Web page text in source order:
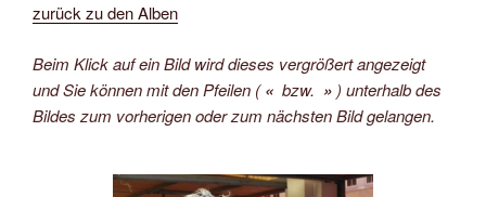
zurück zu den Alben
Beim Klick auf ein Bild wird dieses vergrößert angezeigt
und Sie können mit den Pfeilen (« bzw. » ) unterhalb des
Bildes zum vorherigen oder zum nächsten Bild gelangen.